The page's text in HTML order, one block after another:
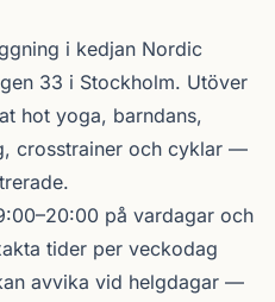
i kedjan Nordic
33 i Stockholm. Utöver
hot yoga, barndans,
crosstrainer och cyklar —
på vardagar och
tider per veckodag
avvika vid helgdagar —